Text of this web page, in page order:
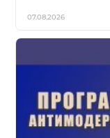
07.08.2026